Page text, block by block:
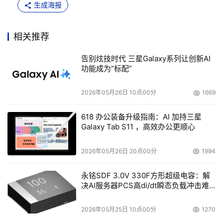
环境负荷的“Green Policy Innovation”(注2)之中，明确阐
上CO2的集团目标。为实现这一目标，Fujitsu(富士通)将符
30%以上，并加强节能环保且性能卓越产品的制造。同时，
Fujitsu(富士通)还积极推进环保解决方案在涉及制造、运
输、商业、家庭、能源转换等部门中的开发与供应，并通过
而在全球范围内为降低客户及社会的环境负荷做贡献。
3.努力降低自身的环境负荷
范围内导入可再生能源利用率指标;制定了优先从积极减少
碳排放的供应商进行采购等措施;甚至还将通过掌握员工出
差或上班所产生的碳排放量等来努力削减包括供应链在内整
生成海报
相关推荐
告别炫技时代 三星Galaxy系列让创新AI
功能成为“标配”
2026年05月26日 10点00分 1669
618 办公装备升级指南：AI 加持三星
Galaxy Tab S11 ，高效办公更顺心
2026年05月26日 20点00分 1994
永铭SDF 3.0V 330F方形超级电容：解
决AI服务器PCS高di/dt瞬态负载冲击难
2026年05月25日 10点00分 1270